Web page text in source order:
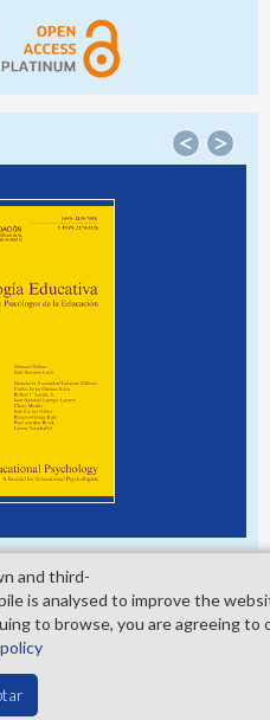
< >
de la Psicología de Madrid
and third­
is analysed to improve the
to browse, you are agreeing to